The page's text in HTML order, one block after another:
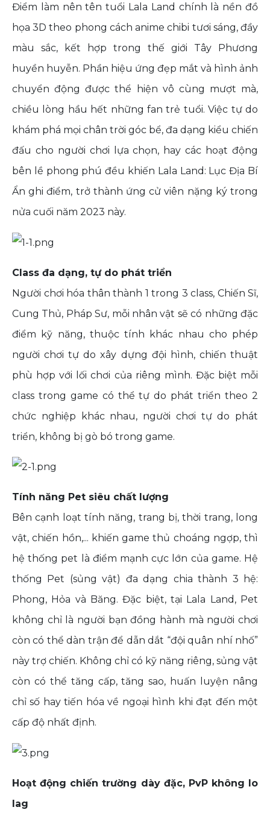
Điểm làm nên tên tuổi Lala Land chính là nền đồ
họa 3D theo phong cách anime chibi tươi sáng, đầy
màu sắc, kết hợp trong thế giới Tây Phương
huyền huyễn. Phần hiệu ứng đẹp mắt và hình ảnh
chuyển động được thể hiện vô cùng mượt mà,
chiều lòng hầu hết những fan trẻ tuổi. Việc tự do
khám phá mọi chân trời góc bể, đa dạng kiểu chiến
đấu cho người chơi lựa chọn, hay các hoạt động
bên lề phong phú đều khiến Lala Land: Lục Địa Bí
Ẩn ghi điểm, trở thành ứng cử viên nặng ký trong
nửa cuối năm 2023 này.
Class đa dạng, tự do phát triển
Người chơi hóa thân thành 1 trong 3 class, Chiến Sĩ,
Cung Thủ, Pháp Sư, mỗi nhân vật sẽ có những đặc
điểm kỹ năng, thuộc tính khác nhau cho phép
người chơi tự do xây dựng đội hình, chiến thuật
phù hợp với lối chơi của riêng mình. Đặc biệt mỗi
class trong game có thể tự do phát triển theo 2
chức nghiệp khác nhau, người chơi tự do phát
triển, không bị gò bó trong game.
Tính năng Pet siêu chất lượng
Bên cạnh loạt tính năng, trang bị, thời trang, long
vật, chiến hồn,... khiến game thủ choáng ngợp, thì
hệ thống pet là điểm mạnh cực lớn của game. Hệ
thống Pet (sủng vật) đa dạng chia thành 3 hệ:
Phong, Hỏa và Băng. Đặc biệt, tại Lala Land, Pet
không chỉ là người bạn đồng hành mà người chơi
còn có thể dàn trận để dẫn dắt “đội quân nhí nhố”
này trợ chiến. Không chỉ có kỹ năng riêng, sủng vật
còn có thể tăng cấp, tăng sao, huấn luyện nâng
chỉ số hay tiến hóa về ngoại hình khi đạt đến một
cấp độ nhất định.
Hoạt động chiến trường dày đặc, PvP không lo
lag